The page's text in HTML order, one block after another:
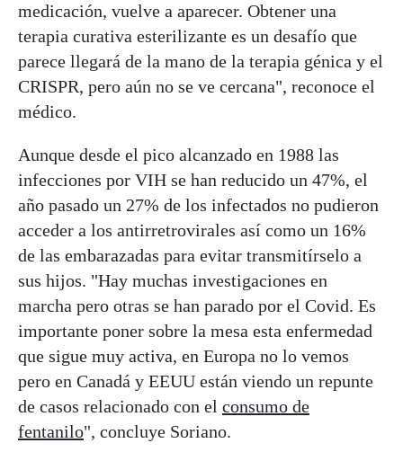
medicación, vuelve a aparecer. Obtener una
terapia curativa esterilizante es un desafío que
parece llegará de la mano de la terapia génica y el
CRISPR, pero aún no se ve cercana", reconoce el
médico.
Aunque desde el pico alcanzado en 1988 las
infecciones por VIH se han reducido un 47%, el
año pasado un 27% de los infectados no pudieron
acceder a los antirretrovirales así como un 16%
de las embarazadas para evitar transmitírselo a
sus hijos. "Hay muchas investigaciones en
marcha pero otras se han parado por el Covid. Es
importante poner sobre la mesa esta enfermedad
que sigue muy activa, en Europa no lo vemos
pero en Canadá y EEUU están viendo un repunte
de casos relacionado con el consumo de
fentanilo", concluye Soriano.